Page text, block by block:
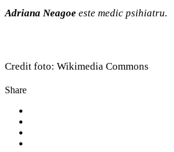
Adriana Neagoe este medic psihiatru.
Credit foto: Wikimedia Commons
Share